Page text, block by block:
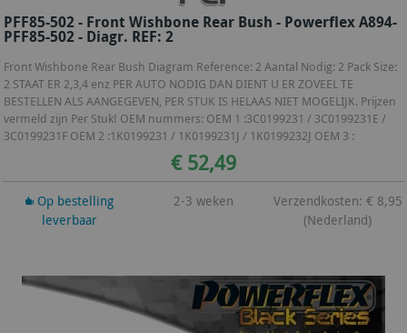
PFF85-502 - Front Wishbone Rear Bush - Powerflex A894-
PFF85-502 - Diagr. REF: 2
Front Wishbone Rear Bush Diagram Reference: 2 Aantal Nodig: 2 Pack Size:
2 STAAT ER 2,3,4 enz PER AUTO NODIG DAN DIENT U ER ZOVEEL TE
BESTELLEN ALS AANGEGEVEN, PER STUK IS HELAAS NIET MOGELIJK. Prijzen
vermeld zijn Per Stuk! OEM nummers: OEM 1 :3C0199231 / 3C0199231E /
3C0199231F OEM 2 :1K0199231 / 1K0199231J / 1K0199232J OEM 3 :
€ 52,49
Op bestelling
leverbaar
2-3 weken
Verzendkosten: € 8,95
(Nederland)